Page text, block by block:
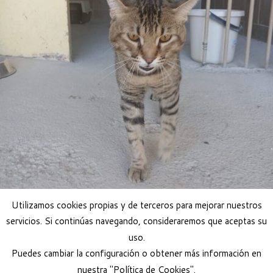
Adoptar gato
Utilizamos cookies propias y de terceros para mejorar nuestros
servicios. Si continúas navegando, consideraremos que aceptas su
uso.
Puedes cambiar la configuración o obtener más información en
nuestra "Política de Cookies".